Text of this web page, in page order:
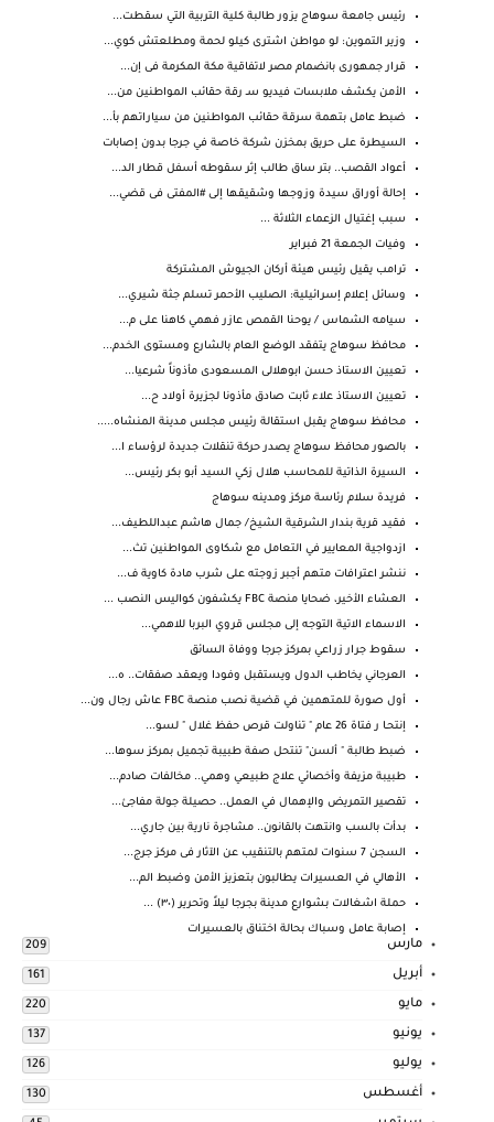
رئيس جامعة سوهاج يزور طالبة كلية التربية التي سقطت...
وزير التموين: لو مواطن اشترى كيلو لحمة ومطلعتش كوي...
قرار جمهورى بانضمام مصر لاتفاقية مكة المكرمة فى إن...
الأمن يكشف ملابسات فيديو سـ رقة حقائب المواطنين من...
ضبط عامل بتهمة سرقة حقائب المواطنين من سياراتهم بأ...
السيطرة على حريق بمخزن شركة خاصة في جرجا بدون إصابات
أعواد القصب.. بتر ساق طالب إثر سقوطه أسفل قطار الد...
إحالة أوراق سيدة وزوجها وشقيقها إلى #المفتى فى قضي...
سبب إغتيال الزعماء الثلاثة ...
وفيات الجمعة 21 فبراير
ترامب يقيل رئيس هيئة أركان الجيوش المشتركة
وسائل إعلام إسرائيلية: الصليب الأحمر تسلم جثة شيري...
سيامه الشماس / يوحنا القمص عازر فهمي كاهنا على م...
محافظ سوهاج يتفقد الوضع العام بالشارع ومستوى الخدم...
تعيين الاستاذ حسن ابوهلالى المسعودى مأذوناً شرعيا...
تعيين الاستاذ علاء ثابت صادق مأذونا لجزيرة أولاد ح...
محافظ سوهاج يقبل استقالة رئيس مجلس مدينة المنشاه.....
بالصور محافظ سوهاج يصدر حركة تنقلات جديدة لرؤساء ا...
السيرة الذاتية للمحاسب هلال زكي السيد أبو بكر رئيس...
فريدة سلام رئاسة مركز ومدينه سوهاج
فقيد قرية بندار الشرقية الشيخ/ جمال هاشم عبداللطيف...
ازدواجية المعايير في التعامل مع شكاوى المواطنين تث...
ننشر اعترافات متهم أجبر زوجته على شرب مادة كاوية ف...
العشاء الأخير، ضحايا منصة FBC يكشفون كواليس النصب ...
الاسماء الاتية التوجه إلى مجلس قروي البربا للاهمي...
سقوط جرار زراعي بمركز جرجا ووفاة السائق
العرجاني يخاطب الدول ويستقبل وفودا ويعقد صفقات.. ه...
أول صورة للمتهمين في قضية نصب منصة FBC عاش رجال ون...
إنتحـا ر فتاة 26 عام " تناولت قرص حفظ غلال " لسو...
ضبط طالبة " ألسن" تنتحل صفة طبيبة تجميل بمركز سوها...
طبيبة مزيفة وأخصائي علاج طبيعي وهمي.. مخالفات صادم...
تقصير التمريض والإهمال في العمل.. حصيلة جولة مفاجئ...
بدأت بالسب وانتهت بالقانون.. مشاجرة نارية بين جاري...
السجن 7 سنوات لمتهم بالتنقيب عن الآثار فى مركز جرج...
الأهالي في العسيرات يطالبون بتعزيز الأمن وضبط الم...
حملة اشغالات بشوارع مدينة بجرجا ليلاً وتحرير (٣٠) ...
إصابة عامل وسباك بحالة اختناق بالعسيرات
مارس 209
أبريل 161
مايو 220
يونيو 137
يوليو 126
أغسطس 130